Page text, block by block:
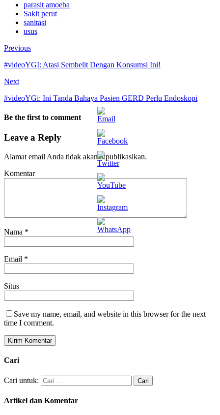
parasit amoeba
Sakit perut
sanitasi
usus
Previous
#videoYGI: Atasi Sembelit Dengan Konsumsi Ini!
Next
#videoYGi: Ini Tanda Bahaya Pasien GERD Perlu Endoskopi
Be the first to comment
Leave a Reply
Alamat email Anda tidak akan dipublikasikan.
Komentar
Nama *
Email *
Situs
Save my name, email, and website in this browser for the next
time I comment.
Cari
Cari untuk:
Artikel dan Komentar